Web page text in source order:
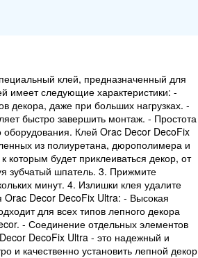
клей, предназначенный для
имеет следующие характеристики: -
декора, даже при больших нагрузках. -
быстро завершить монтаж. - Простота
оборудования. Клей Orac Decor DecoFix
из полиуретана, дюрополимера и
будет приклеиваться декор, от
зубчатый шпатель. 3. Прижмите
минут. 4. Излишки клея удалите
Orac Decor DecoFix Ultra: - Высокая
для всех типов лепного декора
- Соединение отдельных элементов
DecoFix Ultra - это надежный и
и качественно установить лепной декор